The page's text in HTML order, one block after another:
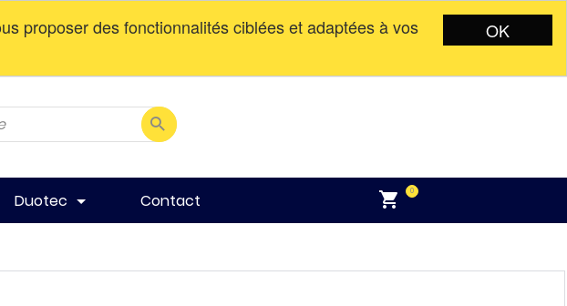
OK
proposer des fonctionnalités ciblées et adaptées à vos

Duotec Contact  0